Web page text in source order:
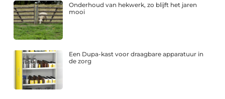
Onderhoud van hekwerk, zo blijft het jaren
mooi
Een Dupa-kast voor draagbare apparatuur in
de zorg